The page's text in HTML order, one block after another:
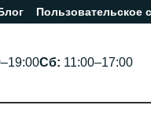
Пользовательское
Сб: 11:00–17:00